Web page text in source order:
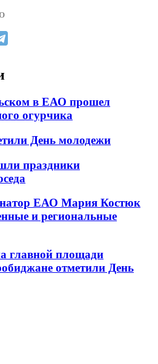
в ЕАО прошел
огурчика
День молодежи
праздники
ЕАО Мария Костюк
и региональные
главной площади
отметили День